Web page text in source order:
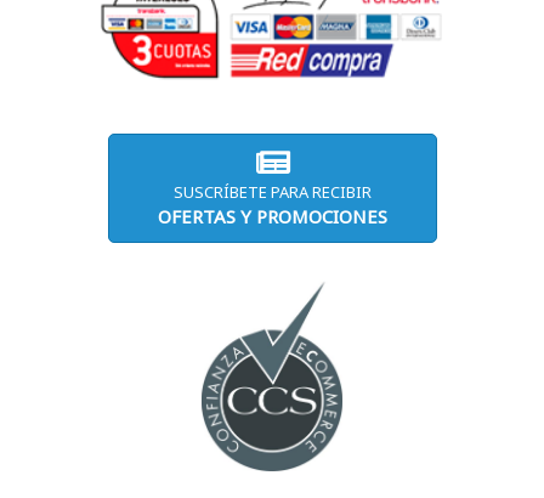
SUSCRÍBETE PARA RECIBIR
OFERTAS Y PROMOCIONES